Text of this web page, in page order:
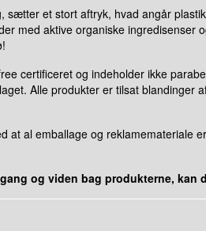
et stort aftryk, hvad angår
med aktive organiske
certificeret og indeholder ikke
Alle produkter er tilsat blandinger
al emballage og reklamemateriale
og viden bag produkterne,